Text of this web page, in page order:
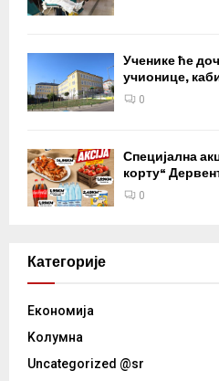
Ученике ће
учионице,
0
Специјална
корту“
0
Категорије
Eкономија
Kолумнa
Uncategorized @sr